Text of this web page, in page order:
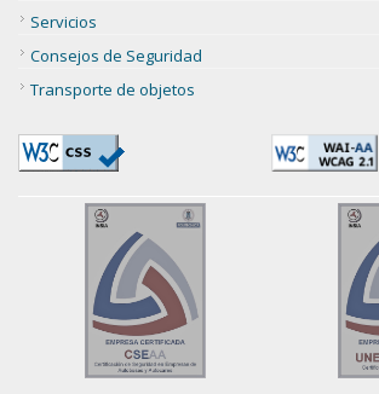
Servicios
Consejos de Seguridad
Transporte de objetos